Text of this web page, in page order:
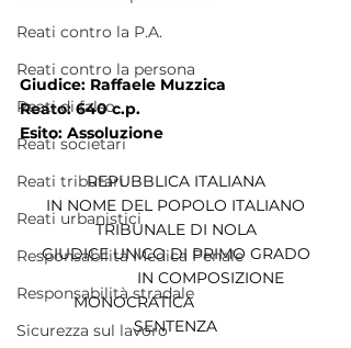
Reati contro la P.A.
Reati contro la persona
Reati di falso
Reati societari
Reati tributari
Reati urbanistici
Responsabilità Medica Penale
Responsabilità stradale
Sicurezza sul lavoro
Giudice: Raffaele Muzzica
Reato: 640 c.p.
Esito: Assoluzione
REPUBBLICA ITALIANA
IN NOME DEL POPOLO ITALIANO
TRIBUNALE DI NOLA
GIUDICE UNICO DI PRIMO GRADO
MONOCRATICA
                          SENTENZA